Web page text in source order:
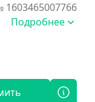
1603465007766
Подробнее